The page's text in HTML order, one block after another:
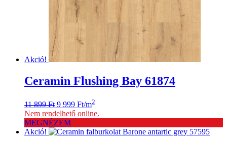
Akció!
Ceramin Flushing Bay 61874
11 899Ft Original
price
was:
11
899 Ft.
9 999 FtCurrent
price
is:
9
999 Ft.
/m2
Nem rendelhető online.
MEGNÉZEM
Akció!